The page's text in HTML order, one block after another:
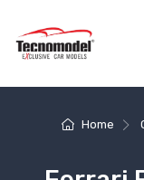
Home